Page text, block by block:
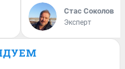
Стас Соколов
Эксперт